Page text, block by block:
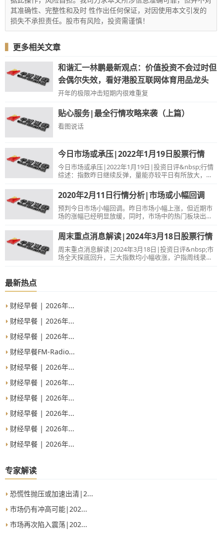
其准确性、完整性和及时 性作出任何保证，对因使用本文引发的
损失不承担责任。股市有风险，投资需谨慎！
▍ 更多相关文章
和谐汇一林鹏最新观点：价值投资不会过时但
会偶尔失效，看好港股互联网体育用品龙头
开年的极限冲击短期内很难重复
贴心服务|最全行情攻略来袭（上篇）
看图说话
今日市场或承压|2022年1月19日股票行情
今日市场或承压|2022年1月19日|投资日评&nbsp;行情
综述：指数昨日继续反弹，量能亦较平日有所放大，板
融、基建等相关板块再度活跃成为资金流入的重点，元
宇宙和数字货币为代表的数字经济方向，在经过前日大
涨之后昨日开始分化，部分短期涨幅较大的个股出现回
落，指数仍呈现较为明显短期博弈特点，隔夜美股的调
整给市场情绪带来冲击，今日指数将会承压，关注大盘
近期能否放量站上3600点，如果能站上该点位，则市场
有望结束调整重回震荡上行的走势，反之市场不排除继
续震荡探底，操作上建议保持适度谨慎，继续关注低估
值蓝筹以及年报业绩预增个股的阶段性机会。&nbsp;早
2020年2月11日行情分析|市场或小幅回调
预判今日市场小幅回调。昨日市场小幅上涨，但近期市
场的涨幅已经明显放缓，同时，市场中的热门板块出现
技术上看，上证即将遭遇5日均线的压制，而在连续上涨
之后，上攻动能也已经减弱，故突破5日均线的难度较
大。创业板方面，日线级别KDJ的顶背离进一步加剧，显
示短期做多力量进一步衰竭。因此，市场或逐渐进入调
整期，今日市场整体或小幅回调，板块的分化也或更加
常的生产生活或将
周末重点消息解读|2024年3月18日股票行情
周末重点消息解读|2024年3月18日|投资日评&nbsp;市
场全天探底回升，三大指数均小幅收涨，沪指周线录得5
10%，天孚通信、中际旭创均创历史新高。机器人概念
涨停。飞行汽车概念股探底回升，万丰奥威、永悦科技
3%。总体上个股涨多跌少，全市场超4300只个股上涨。
最新热点
财经早餐 | 2026年...
财经早餐 | 2026年...
财经早餐 | 2026年...
财经早餐FM-Radio...
财经早餐 | 2026年...
财经早餐 | 2026年...
财经早餐 | 2026年...
财经早餐 | 2026年...
财经早餐 | 2026年...
财经早餐 | 2026年...
专家解读
恐慌性抛压或加速出清|2...
市场仍有冲高可能|202...
市场再次陷入震荡|202...